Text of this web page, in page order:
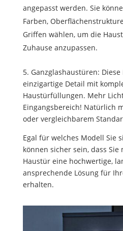
angepasst werden. Sie
Farben,
Griffen wählen, um die
Zuhause anzupassen.
5. Ganzglashaustüren:
einzigartige Detail mit
Haustürfüllungen. Mehr
Eingangsbereich! Natürlich
oder vergleichbarem
Egal für welches Modell Sie
können sicher sein, dass
Haustür eine hochwertige,
ansprechende Lösung für
erhalten.